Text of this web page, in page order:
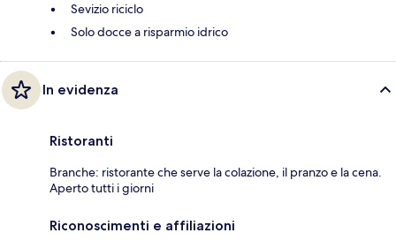
Sevizio riciclo
Solo docce a risparmio idrico
In evidenza
Ristoranti
Branche: ristorante che serve la colazione, il pranzo e la cena.
Aperto tutti i giorni
Riconoscimenti e affiliazioni